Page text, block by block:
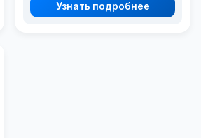
Узнать подробнее